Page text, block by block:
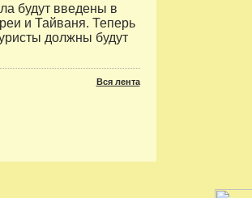
будут введены в
и Тайваня. Теперь
должны будут
Вся лента